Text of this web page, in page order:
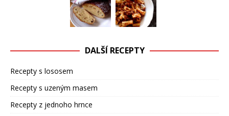
DALŠÍ RECEPTY
Recepty s lososem
Recepty s uzeným masem
Recepty z jednoho hrnce